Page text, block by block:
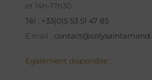
et 14h-17h30
Tél : +33(0)5 53 51 47 85
E.mail :
Egalement disponible :